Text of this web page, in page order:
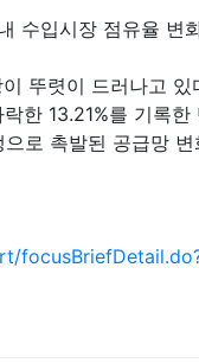
수입시장 점유율 변
뚜렷이 드러나고
한 13.21%를 기록
로 촉발된 공급망